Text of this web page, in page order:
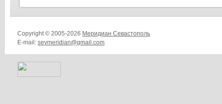
Copyright © 2005-2026 Меридиан Севастополь
E-mail: sevmeridian@gmail.com